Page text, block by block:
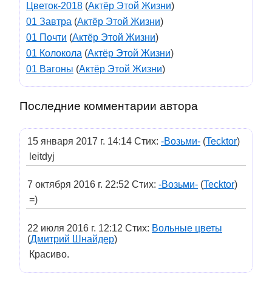
Цветок-2018 (Актёр Этой Жизни)
01 Завтра (Актёр Этой Жизни)
01 Почти (Актёр Этой Жизни)
01 Колокола (Актёр Этой Жизни)
01 Вагоны (Актёр Этой Жизни)
Последние комментарии автора
15 января 2017 г. 14:14 Стих: -Возьми- (Tecktor)
leitdyj
7 октября 2016 г. 22:52 Стих: -Возьми- (Tecktor)
=)
22 июля 2016 г. 12:12 Стих: Вольные цветы
(Дмитрий Шнайдер)
Красиво.